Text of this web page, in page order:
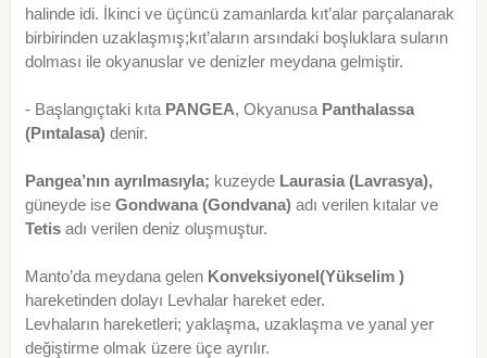
halinde idi. İkinci ve üçüncü zamanlarda kıt’alar parçalanarak
birbirinden uzaklaşmış;kıt’aların arsındaki boşluklara suların
dolması ile okyanuslar ve denizler meydana gelmiştir.
- Başlangıçtaki kıta PANGEA, Okyanusa Panthalassa
(Pıntalasa) denir.
Pangea’nın ayrılmasıyla; kuzeydeLaurasia (Lavrasya),
güneyde iseGondwana (Gondvana) adı verilen kıtalar ve
Tetisadı verilen deniz oluşmuştur.
Manto’da meydana gelen Konveksiyonel(Yükselim )
hareketinden dolayı Levhalar hareket eder.
Levhaların hareketleri; yaklaşma, uzaklaşma ve yanal yer
değiştirme olmak üzere üçe ayrılır.